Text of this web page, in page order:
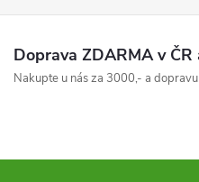
Doprava ZDARMA v ČR
Nakupte u nás za 3000,- a